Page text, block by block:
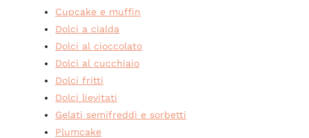
Cupcake e muffin
Dolci a cialda
Dolci al cioccolato
Dolci al cucchiaio
Dolci fritti
Dolci lievitati
Gelati semifreddi e sorbetti
Plumcake